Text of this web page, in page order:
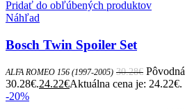
Pridať do obľúbených produktov
Náhľad
Bosch Twin Spoiler Set
ALFA ROMEO 156 (1997-2005) 30.28€
30.28€.24.22€Aktuálna cena je: 24.22€.
-20%